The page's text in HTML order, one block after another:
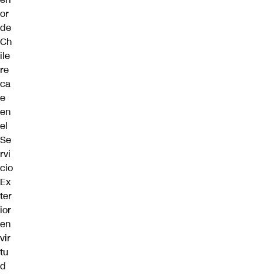
or
de
Ch
ile
re
ca
e
en
el
Se
rvi
cio
Ex
ter
ior
en
vir
tu
d